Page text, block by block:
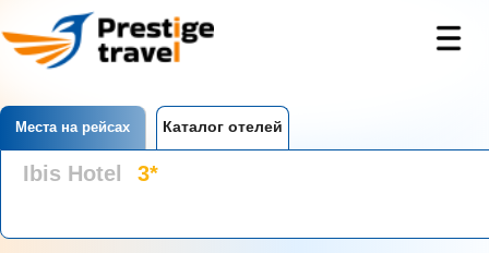
Места на рейсах Каталог отелей
Ibis Hotel 3*